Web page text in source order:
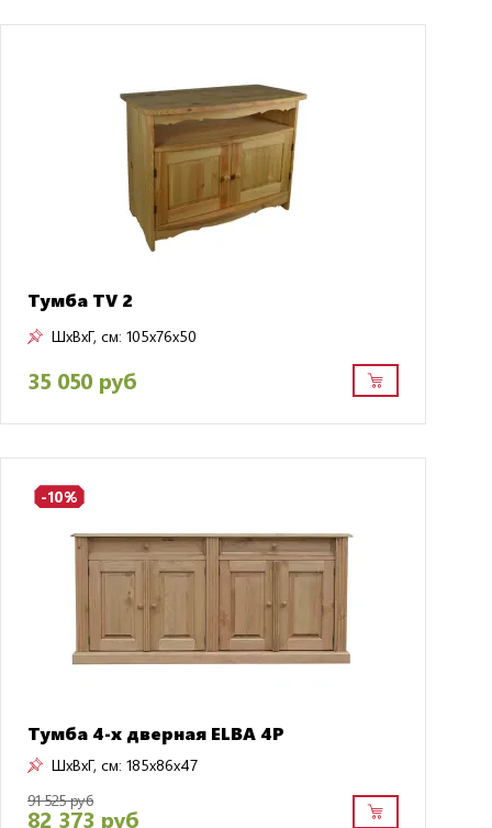
Тумба TV 2
ШxВxГ, см: 105x76x50
35 050 руб
-10%
Тумба 4-х дверная ELBA 4P
ШxВxГ, см: 185x86x47
91 525 руб
82 373 руб